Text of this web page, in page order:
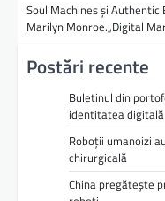
Soul Machines și Authentic
Marilyn Monroe.„Digital
Postări recente
Buletinul din
identitatea
Roboții umanoizi
chirurgicală
China pregătește